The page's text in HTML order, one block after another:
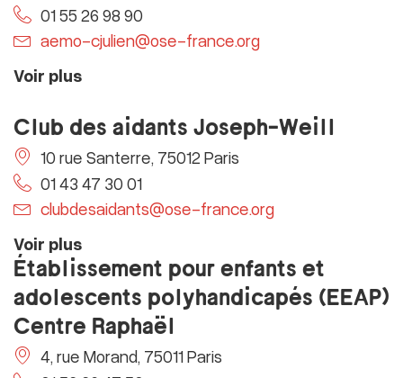
01 55 26 98 90
aemo-cjulien@ose-france.org
Voir plus
Club des aidants Joseph-Weill
10 rue Santerre, 75012 Paris
01 43 47 30 01
clubdesaidants@ose-france.org
Voir plus
Établissement pour enfants et
adolescents polyhandicapés (EEAP)
Centre Raphaël
4, rue Morand, 75011 Paris